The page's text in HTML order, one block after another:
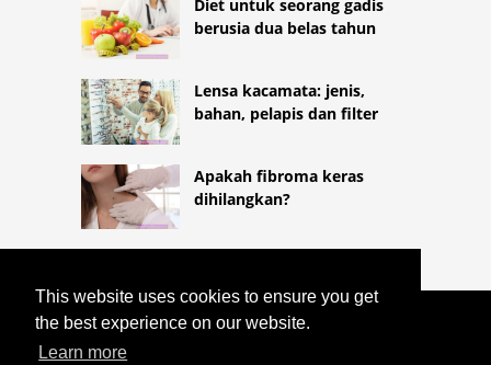
This website uses cookies to ensure you get
the best experience on our website.
Learn more
Diet untuk seorang gadis
berusia dua belas tahun
Lensa kacamata: jenis,
bahan, pelapis dan filter
Apakah fibroma keras
dihilangkan?
COPYRIGHT 2026